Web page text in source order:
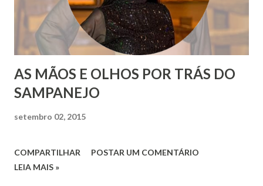
AS MÃOS E OLHOS POR TRÁS DO
SAMPANEJO
setembro 02, 2015
COMPARTILHAR
POSTAR UM COMENTÁRIO
LEIA MAIS »